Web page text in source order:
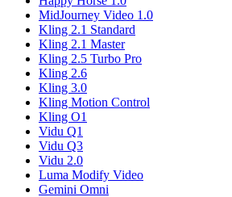
MidJourney Video 1.0
Kling 2.1 Standard
Kling 2.1 Master
Kling 2.5 Turbo Pro
Kling 2.6
Kling 3.0
Kling Motion Control
Kling O1
Vidu Q1
Vidu Q3
Vidu 2.0
Luma Modify Video
Gemini Omni